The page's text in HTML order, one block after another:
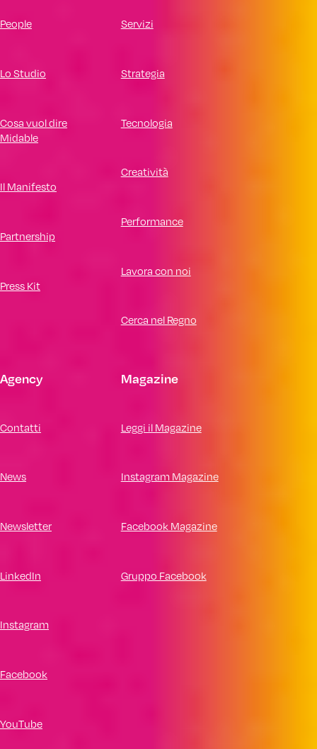
People
Lo Studio
Cosa vuol dire
Midable
Il Manifesto
Partnership
Press Kit
Servizi
Strategia
Tecnologia
Creatività
Performance
Lavora con noi
Cerca nel Regno
Agency
Contatti
News
Newsletter
LinkedIn
Instagram
Facebook
YouTube
Magazine
Leggi il Magazine
Instagram Magazine
Facebook Magazine
Gruppo Facebook